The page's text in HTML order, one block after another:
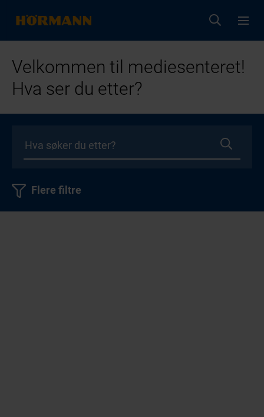
Velkommen til mediesenteret!
Hva ser du etter?
Flere filtre